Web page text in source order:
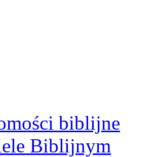
biblijne
Biblijnym